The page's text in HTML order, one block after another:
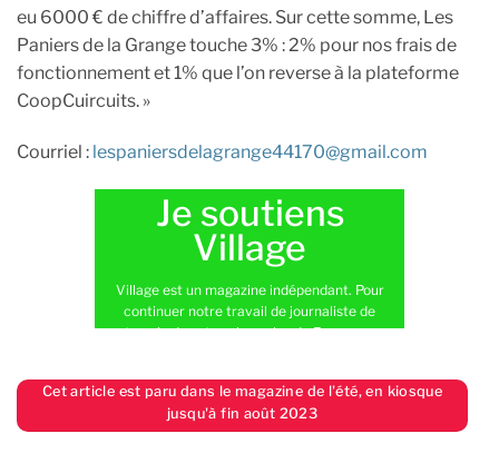
eu 6000 € de chiffre d’affaires. Sur cette somme, Les
Paniers de la Grange touche 3% : 2% pour nos frais de
fonctionnement et 1% que l’on reverse à la plateforme
CoopCuircuits. »
Courriel : lespaniersdelagrange44170@gmail.com
Je soutiens
Village
Village est un magazine indépendant. Pour
continuer notre travail de journaliste de
terrain dans tous les coins de France en
JE FAIS UN DON
Cet article est paru dans le magazine de l'été, en kiosque
jusqu'à fin août 2023